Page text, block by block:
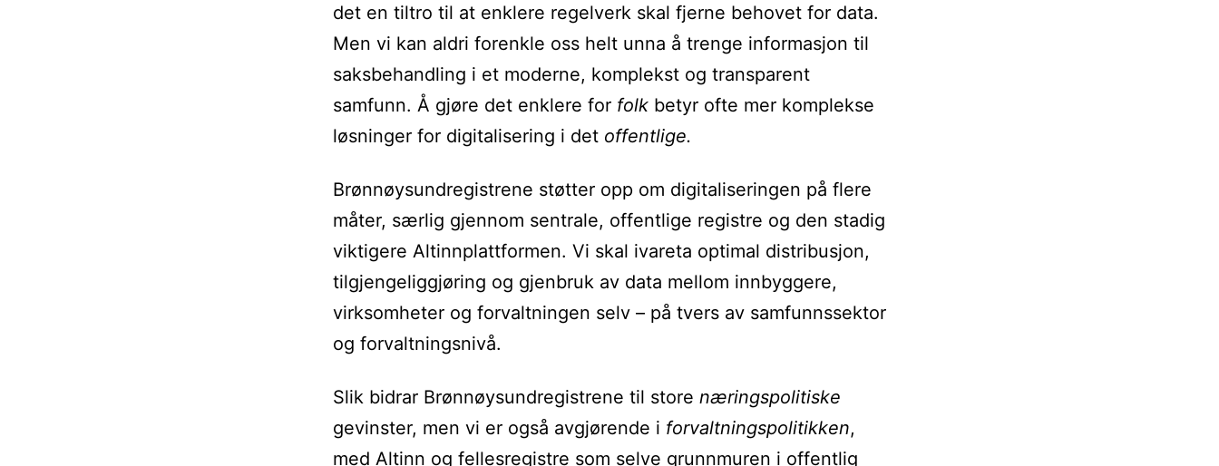
det en tiltro til at enklere regelverk skal fjerne behovet for data.
Men vi kan aldri forenkle oss helt unna å trenge informasjon til
saksbehandling i et moderne, komplekst og transparent
samfunn. Å gjøre det enklere for folk betyr ofte mer komplekse
løsninger for digitalisering i det offentlige.
Brønnøysundregistrene støtter opp om digitaliseringen på flere
måter, særlig gjennom sentrale, offentlige registre og den stadig
viktigere Altinnplattformen. Vi skal ivareta optimal distribusjon,
tilgjengeliggjøring og gjenbruk av data mellom innbyggere,
virksomheter og forvaltningen selv – på tvers av samfunnssektor
og forvaltningsnivå.
Slik bidrar Brønnøysundregistrene til store næringspolitiske
gevinster, men vi er også avgjørende i forvaltningspolitikken,
med Altinn og fellesregistre som selve grunnmuren i offentlig